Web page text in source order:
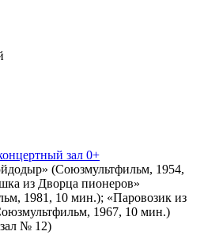
зал 0+
(Союзмультфильм, 1954,
из Дворца пионеров»
1981, 10 мин.); «Паровозик из
1967, 10 мин.)
№ 12)